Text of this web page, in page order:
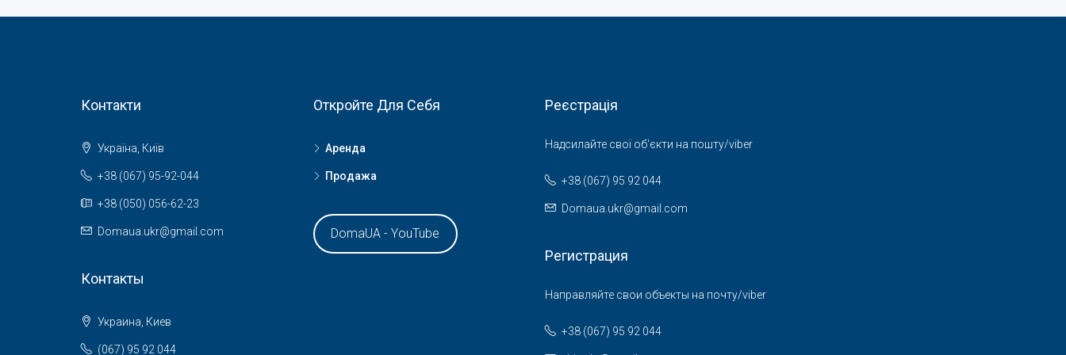
Контакти
Україна, Київ
+38 (067) 95-92-044
+38 (050) 056-62-23
Domaua.ukr@gmail.com
Контакты
Украина, Киев
(067) 95 92 044
Откройте Для Себя
Аренда
Продажа
DomaUA - YouTube
Реєстрація
Надсилайте свої об'єкти на пошту/viber
+38 (067) 95 92 044
Domaua.ukr@gmail.com
Регистрация
Направляйте свои объекты на почту/viber
+38 (067) 95 92 044